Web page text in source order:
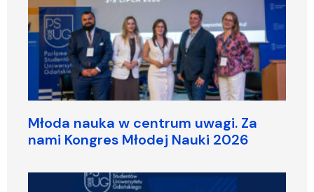
Młoda nauka w centrum uwagi. Za
nami Kongres Młodej Nauki 2026